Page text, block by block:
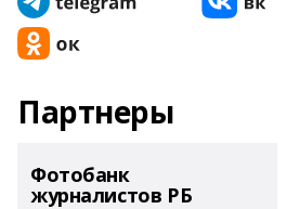
Партнеры
Фотобанк
журналистов РБ